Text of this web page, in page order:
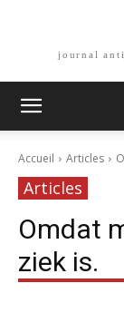
journal
Accueil Articles
Articles
Omdat
ziek is.